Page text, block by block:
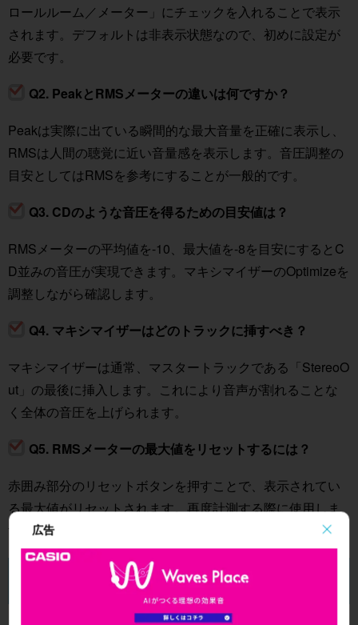
広告
ロールルーム／メーター」にチェックを入れることで表示
されます。デフォルトは非表示状態なので、初めに設定が
必要です。
Q2. PeakとRMSメーターの違いは何ですか？
Peakは実際に出ている瞬間的な最大音量を正確に表示し、
RMSは人間の聴覚に近い音量感を表示します。音圧調整の
目安としてはRMSを参考にすることが一般的です。
Q3. CDのような音圧を得るための目安値は？
RMSメーターの平均値を-10、最大値を-8を目安にするとC
D並みの音圧が実現できます。マキシマイザーのOptimizeを
調整しながら確認します。
Q4. マキシマイザーはどのトラックに挿すべき？
マキシマイザーは通常、マスタートラックである「StereoO
ut」の最後に挿入します。これにより音声が割れることな
く全体の音圧を上げられます。
Q5. RMSメーターの最大値をリセットするには？
赤囲み部分のリセットボタンを押すことで、表示されてい
る最大値がリセットされます。再度計測する際に使用しま
す。
このような記事も読まれています